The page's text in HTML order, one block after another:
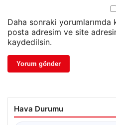
Daha sonraki yorumlarımda
posta adresim ve site
kaydedilsin.
Hava Durumu